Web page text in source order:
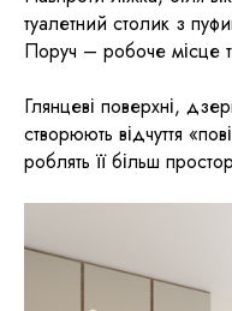
туалетний столик з
Поруч – робоче місце
Глянцеві поверхні,
створюють відчуття
роблять її більш